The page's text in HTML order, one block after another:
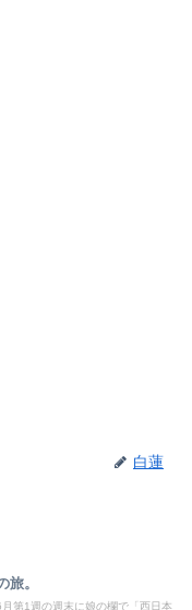
白蓮
。
第1週の週末に娘の欄で「西日本